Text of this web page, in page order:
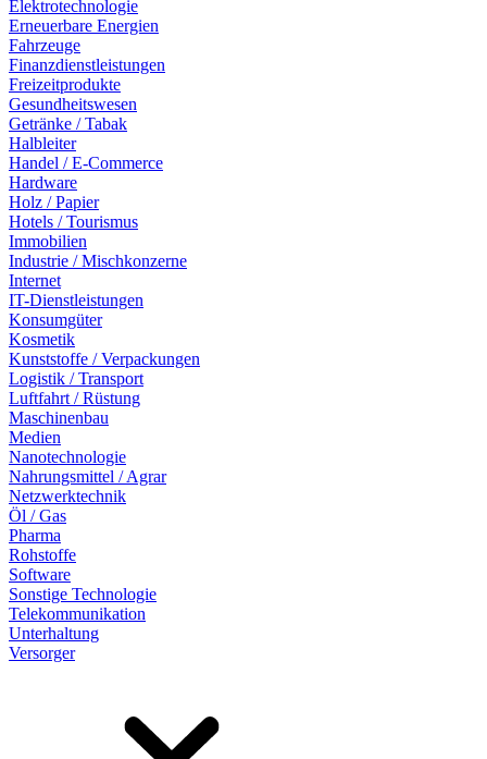
Elektrotechnologie
Erneuerbare Energien
Fahrzeuge
Finanzdienstleistungen
Freizeitprodukte
Gesundheitswesen
Getränke / Tabak
Halbleiter
Handel / E-Commerce
Hardware
Holz / Papier
Hotels / Tourismus
Immobilien
Industrie / Mischkonzerne
Internet
IT-Dienstleistungen
Konsumgüter
Kosmetik
Kunststoffe / Verpackungen
Logistik / Transport
Luftfahrt / Rüstung
Maschinenbau
Medien
Nanotechnologie
Nahrungsmittel / Agrar
Netzwerktechnik
Öl / Gas
Pharma
Rohstoffe
Software
Sonstige Technologie
Telekommunikation
Unterhaltung
Versorger